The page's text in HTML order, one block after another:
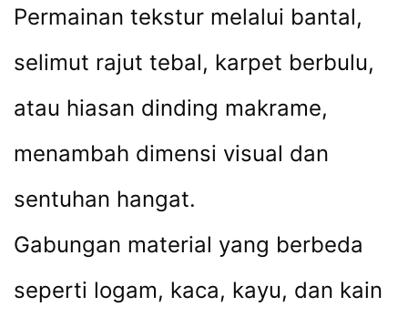
Permainan tekstur melalui bantal,
selimut rajut tebal, karpet berbulu,
atau hiasan dinding makrame,
menambah dimensi visual dan
sentuhan hangat.
Gabungan material yang berbeda
seperti logam, kaca, kayu, dan kain